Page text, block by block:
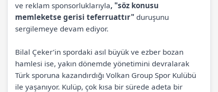
ve reklam sponsorluklarıyla, "söz konusu
memleketse gerisi teferruattır" duruşunu
sergilemeye devam ediyor.
Bilal Çeker’in spordaki asıl büyük ve ezber bozan
hamlesi ise, yakın dönemde yönetimini devralarak
Türk sporuna kazandırdığı Volkan Group Spor Kulübü
ile yaşanıyor. Kulüp, çok kısa bir sürede adeta bir